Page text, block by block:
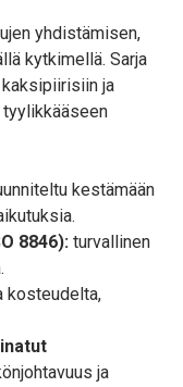
yhdistämisen,
kytkimellä. Sarja
ja
kestämään
8846): turvallinen
kosteudelta,
ja